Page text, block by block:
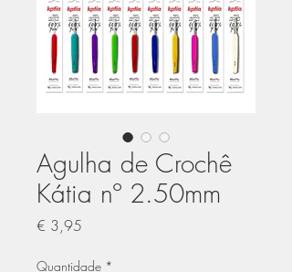
Agulha de Crochê
Kátia nº 2.50mm
€ 3,95
Quantidade *